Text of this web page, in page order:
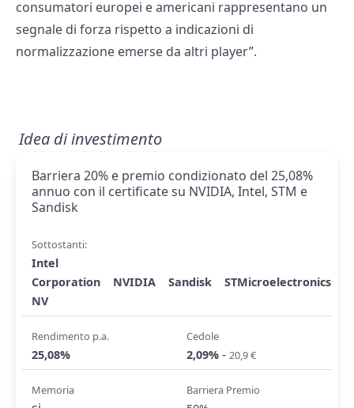
consumatori europei e americani rappresentano un
segnale di forza rispetto a indicazioni di
normalizzazione emerse da altri player”.
Idea di investimento
Barriera 20% e premio condizionato del 25,08%
annuo con il certificate su NVIDIA, Intel, STM e
Sandisk
Sottostanti:
Intel
Corporation
NVIDIA Sandisk
STMicroelectronics
NV
Rendimento p.a.
25,08%
Cedole
2,09% - 20,9 €
Memoria Barriera Premio